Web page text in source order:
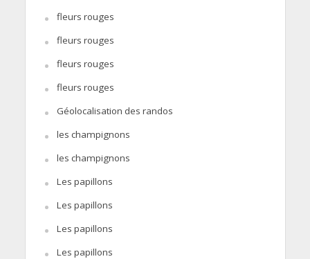
fleurs rouges
fleurs rouges
fleurs rouges
fleurs rouges
Géolocalisation des randos
les champignons
les champignons
Les papillons
Les papillons
Les papillons
Les papillons